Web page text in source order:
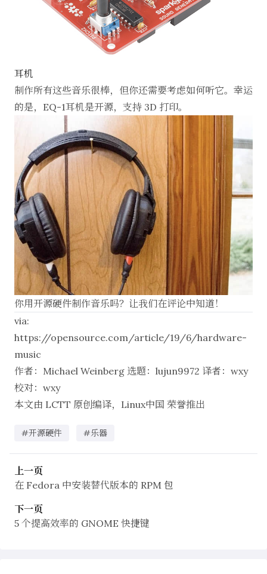
耳机
制作所有这些音乐很棒，但你还需要考虑如何听它。幸运
的是， EQ-1耳机是开源，支持 3D 打印。
你用开源硬件制作音乐吗？让我们在评论中知道！
via:
https://opensource.com/article/19/6/hardware-
music
作者： Michael Weinberg 选题： lujun9972 译者： wxy
校对： wxy
本文由 LCTT 原创编译， Linux中国 荣誉推出
#开源硬件 #乐器
上一页
在 Fedora 中安装替代版本的 RPM 包
下一页
5 个提高效率的 GNOME 快捷键